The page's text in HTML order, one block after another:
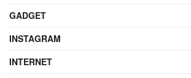
GADGET
INSTAGRAM
INTERNET